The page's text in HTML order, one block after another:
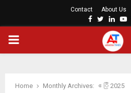
Contact About Us
Facebook
Twitter
PRIMARY
Home Monthly Archives: ဧပြီ 2025